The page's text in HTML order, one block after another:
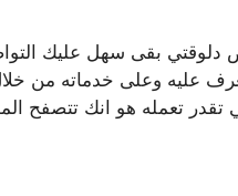
بقى سهل عليك
عليه وعلى خدماته من
تقدر تعمله هو انك تتصفح